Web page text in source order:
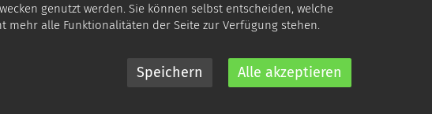
genutzt werden. Sie können selbst entscheiden, welche
mehr alle Funktionalitäten der Seite zur Verfügung stehen.
Speichern Alle akzeptieren